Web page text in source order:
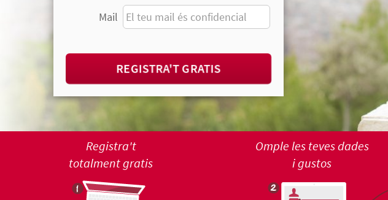
Mail
REGISTRA'T GRATIS
Registra't
totalment gratis
Omple les teves dades
i gustos